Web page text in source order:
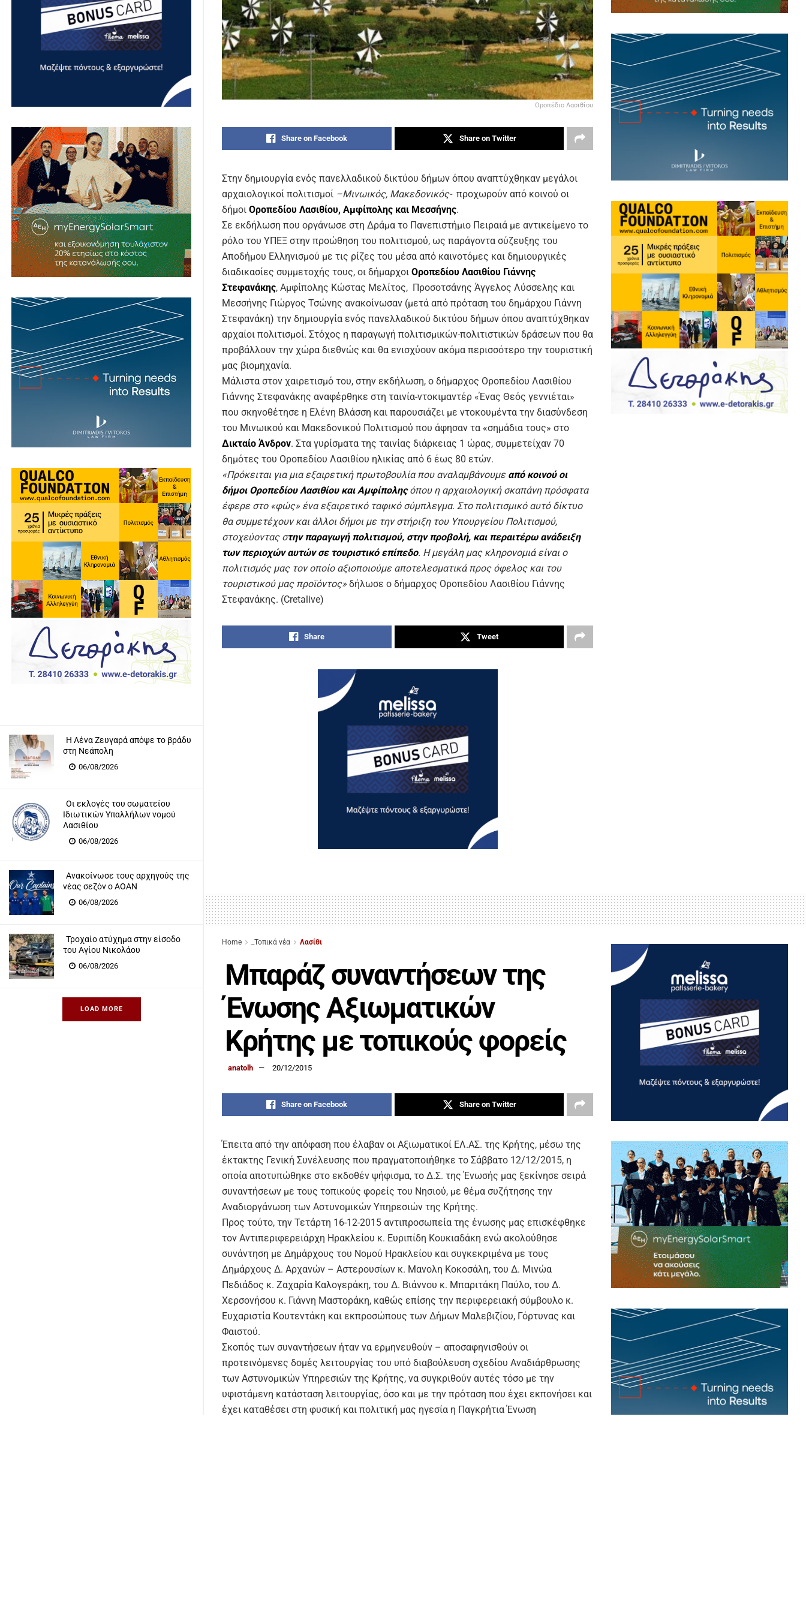
Η Λένα Ζευγαρά απόψε το βράδυ
στη Νεάπολη
06/08/2026
Οι εκλογές του σωματείου
Ιδιωτικών Υπαλλήλων νομού
Λασιθίου
06/08/2026
Ανακοίνωσε τους αρχηγούς της
νέας σεζόν ο ΑΟΑΝ
06/08/2026
Τροχαίο ατύχημα στην είσοδο
του Αγίου Νικολάου
06/08/2026
LOAD MORE
Οροπέδιο Λασιθίου
Share on Facebook Share on Twitter
Στην δημιουργία ενός πανελλαδικού δικτύου δήμων όπου αναπτύχθηκαν μεγάλοι
αρχαιολογικοί πολιτισμοί –Μινωικός, Μακεδονικός-προχωρούν από κοινού οι
δήμοι Οροπεδίου Λασιθίου, Αμφίπολης και Μεσσήνης.
Σε εκδήλωση που οργάνωσε στη Δράμα το Πανεπιστήμιο Πειραιά με αντικείμενο το
ρόλο του ΥΠΕΞ στην προώθηση του πολιτισμού, ως παράγοντα σύζευξης του
Αποδήμου Ελληνισμού με τις ρίζες του μέσα από καινοτόμες και δημιουργικές
διαδικασίες συμμετοχής τους, οι δήμαρχοι Οροπεδίου Λασιθίου Γιάννης
Στεφανάκης, Αμφίπολης Κώστας Μελίτος, Προσοτσάνης Άγγελος Λύσσελης και
Μεσσήνης Γιώργος Τσώνης ανακοίνωσαν (μετά από πρόταση του δημάρχου Γιάννη
Στεφανάκη) την δημιουργία ενός πανελλαδικού δικτύου δήμων όπου αναπτύχθηκαν
αρχαίοι πολιτισμοί. Στόχος η παραγωγή πολιτισμικών-πολιτιστικών δράσεων που θα
προβάλλουν την χώρα διεθνώς και θα ενισχύουν ακόμα περισσότερο την τουριστική
μας βιομηχανία.
Μάλιστα στον χαιρετισμό του, στην εκδήλωση, ο δήμαρχος Οροπεδίου Λασιθίου
Γιάννης Στεφανάκης αναφέρθηκε στη ταινία-ντοκιμαντέρ «Ένας Θεός γεννιέται»
που σκηνοθέτησε η Ελένη Βλάσση και παρουσιάζει με ντοκουμέντα την διασύνδεση
του Μινωικού και Μακεδονικού Πολιτισμού που άφησαν τα «σημάδια τους» στο
Δικταίο Άνδρον. Στα γυρίσματα της ταινίας διάρκειας 1 ώρας, συμμετείχαν 70
δημότες του Οροπεδίου Λασιθίου ηλικίας από 6 έως 80 ετών.
«Πρόκειται για μια εξαιρετική πρωτοβουλία που αναλαμβάνουμε από κοινού οι
δήμοι Οροπεδίου Λασιθίου και Αμφίποληςόπου η αρχαιολογική σκαπάνη πρόσφατα
έφερε στο «φώς» ένα εξαιρετικό ταφικό σύμπλεγμα. Στο πολιτισμικό αυτό δίκτυο
θα συμμετέχουν και άλλοι δήμοι με την στήριξη του Υπουργείου Πολιτισμού,
στοχεύοντας στην παραγωγή πολιτισμού, στην προβολή, και περαιτέρω ανάδειξη
των περιοχών αυτών σε τουριστικό επίπεδο. Η μεγάλη μας κληρονομιά είναι ο
πολιτισμός μας τον οποίο αξιοποιούμε αποτελεσματικά προς όφελος και του
τουριστικού μας προϊόντος» δήλωσε ο δήμαρχος Οροπεδίου Λασιθίου Γιάννης
Στεφανάκης. (Cretalive)
Share Tweet
Home _Τοπικά νέα Λασίθι
Μπαράζ συναντήσεων της
Ένωσης Αξιωματικών
Κρήτης με τοπικούς φορείς
anatolh 20/12/2015
Share on Facebook Share on Twitter
Έπειτα από την απόφαση που έλαβαν οι Αξιωματικοί ΕΛ.ΑΣ. της Κρήτης, μέσω της
έκτακτης Γενική Συνέλευσης που πραγματοποιήθηκε το Σάββατο 12/12/2015, η
οποία αποτυπώθηκε στο εκδοθέν ψήφισμα, το Δ.Σ. της Ένωσής μας ξεκίνησε σειρά
συναντήσεων με τους τοπικούς φορείς του Νησιού, με θέμα συζήτησης την
Αναδιοργάνωση των Αστυνομικών Υπηρεσιών της Κρήτης.
Προς τούτο, την Τετάρτη 16-12-2015 αντιπροσωπεία της ένωσης μας επισκέφθηκε
τον Αντιπεριφερειάρχη Ηρακλείου κ. Ευριπίδη Κουκιαδάκη ενώ ακολούθησε
συνάντηση με Δημάρχους του Νομού Ηρακλείου και συγκεκριμένα με τους
Δημάρχους Δ. Αρχανών – Αστερουσίων κ. Μανολη Κοκοσάλη, του Δ. Μινώα
Πεδιάδος κ. Ζαχαρία Καλογεράκη, του Δ. Βιάννου κ. Μπαριτάκη Παύλο, του Δ.
Χερσονήσου κ. Γιάννη Μαστοράκη, καθώς επίσης την περιφερειακή σύμβουλο κ.
Ευχαριστία Κουτεντάκη και εκπροσώπους των Δήμων Μαλεβιζίου, Γόρτυνας και
Φαιστού.
Σκοπός των συναντήσεων ήταν να ερμηνευθούν – αποσαφηνισθούν οι
προτεινόμενες δομές λειτουργίας του υπό διαβούλευση σχεδίου Αναδιάρθρωσης
των Αστυνομικών Υπηρεσιών της Κρήτης, να συγκριθούν αυτές τόσο με την
υφιστάμενη κατάσταση λειτουργίας, όσο και με την πρόταση που έχει εκπονήσει και
έχει καταθέσει στη φυσική και πολιτική μας ηγεσία η Παγκρήτια Ένωση